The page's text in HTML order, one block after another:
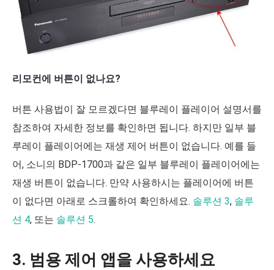
리모컨에 버튼이 없나요?
버튼 사용법이 잘 모르겠다면 블루레이 플레이어 설명서를
참조하여 자세한 정보를 확인하면 됩니다. 하지만 일부 블
루레이 플레이어에는 재생 제어 버튼이 없습니다. 예를 들
어, 소니의 BDP-1700과 같은 일부 블루레이 플레이어에는
재생 버튼이 없습니다. 만약 사용하시는 플레이어에 버튼
이 없다면 아래로 스크롤하여 확인하세요. 솔루션 3, 솔루
션 4, 또는 솔루션 5.
3. 범용 제어 앱을 사용하세요